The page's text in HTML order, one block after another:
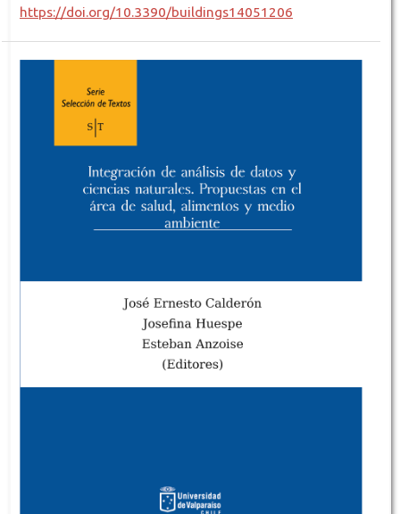
https://doi.org/10.3390/buildings14051206